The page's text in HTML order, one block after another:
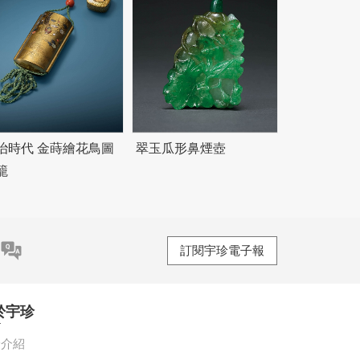
時代 金蒔繪花鳥圖
翠玉瓜形鼻煙壺
訂閱宇珍電子報
宇珍
紹